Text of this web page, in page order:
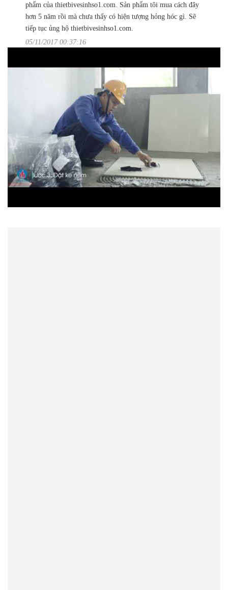
phẩm của thietbivesinhso1.com. Sản phẩm tôi mua cách đây
hơn 5 năm rồi mà chưa thấy có hiện tượng hỏng hóc gì. Sẽ
tiếp tục ủng hộ thietbivesinhso1.com.
05/11/2017 00:37:16